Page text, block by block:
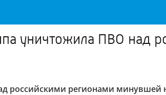
уничтожила ПВО над
российскими регионами минувшей